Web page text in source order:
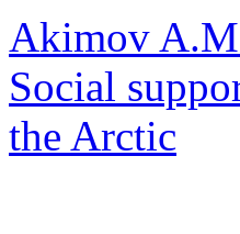
Akimov
Social
the Arctic